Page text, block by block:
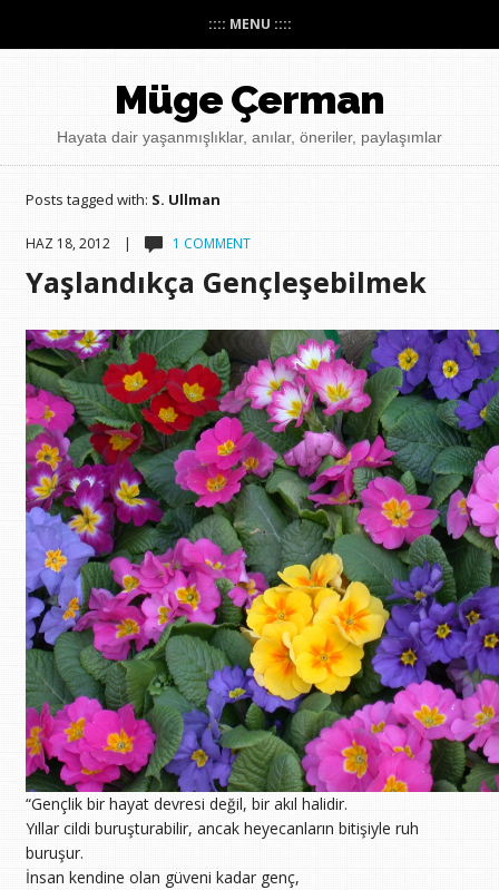
:::: MENU ::::
Müge Çerman
Hayata dair yaşanmışlıklar, anılar, öneriler, paylaşımlar
Posts tagged with: S. Ullman
HAZ 18, 2012 | 1 COMMENT
Yaşlandıkça Gençleşebilmek
“Gençlik bir hayat devresi değil, bir akıl halidir.
Yıllar cildi buruşturabilir, ancak heyecanların bitişiyle ruh
buruşur.
İnsan kendine olan güveni kadar genç,